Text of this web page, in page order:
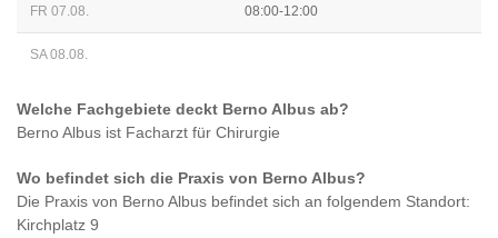
FR 07.08. 08:00-12:00
SA 08.08.
Welche Fachgebiete deckt Berno Albus ab?
Berno Albus ist Facharzt für Chirurgie
Wo befindet sich die Praxis von Berno Albus?
Die Praxis von Berno Albus befindet sich an folgendem Standort:
Kirchplatz 9